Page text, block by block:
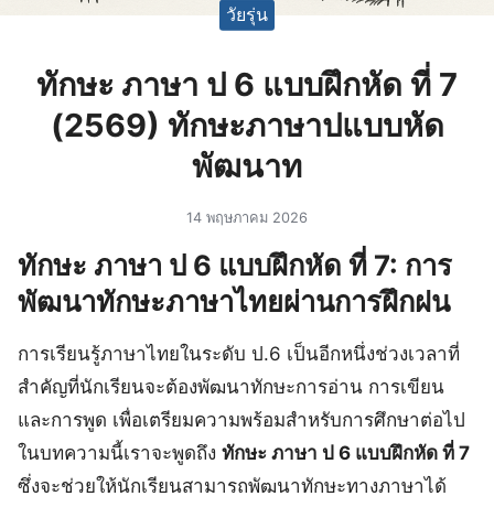
วัยรุ่น
ทักษะ ภาษา ป 6 แบบฝึกหัด ที่ 7
(2569) ทักษะภาษาปแบบหัด
พัฒนาท
14 พฤษภาคม 2026
ทักษะ ภาษา ป 6 แบบฝึกหัด ที่ 7: การ
พัฒนาทักษะภาษาไทยผ่านการฝึกฝน
การเรียนรู้ภาษาไทยในระดับ ป.6 เป็นอีกหนึ่งช่วงเวลาที่
สำคัญที่นักเรียนจะต้องพัฒนาทักษะการอ่าน การเขียน
และการพูด เพื่อเตรียมความพร้อมสำหรับการศึกษาต่อไป
ในบทความนี้เราจะพูดถึง ทักษะ ภาษา ป 6 แบบฝึกหัด ที่ 7
ซึ่งจะช่วยให้นักเรียนสามารถพัฒนาทักษะทางภาษาได้